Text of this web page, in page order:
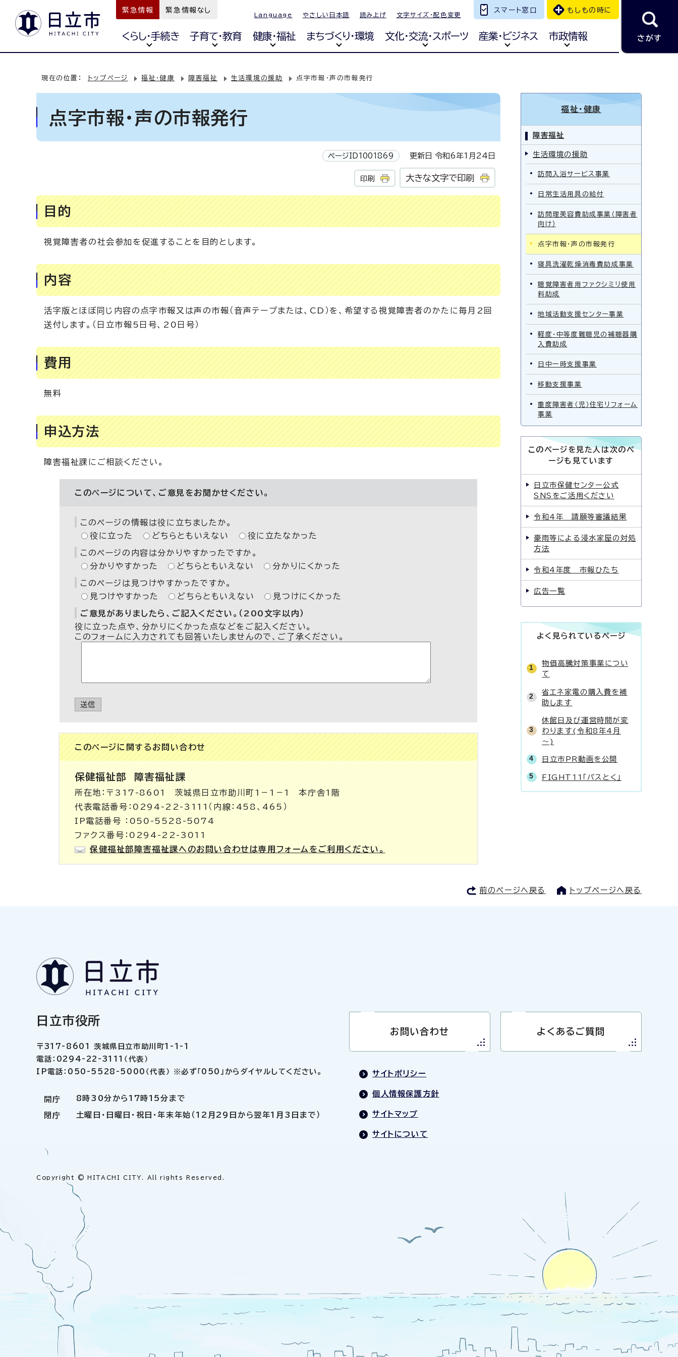
緊急情報 緊急情報なし
Language やさしい日本語 読み上げ 文字サイズ・配色変更
スマート窓口 もしもの時に
くらし・手続き 子育て・教育 健康・福祉 まちづくり・環境 文化・交流・スポーツ 産業・ビジネス 市政情報 さがす
現在の位置： トップページ 福祉・健康 障害福祉 生活環境の援助 点字市報・声の市報発行
点字市報・声の市報発行
ページID1001869 更新日 令和6年1月24日
印刷 大きな文字で印刷
目的
視覚障害者の社会参加を促進することを目的とします。
内容
活字版とほぼ同じ内容の点字市報又は声の市報（音声テープまたは、CD）を、希望する視覚障害者のかたに毎月2回
送付します。（日立市報5日号、20日号）
費用
無料
申込方法
障害福祉課にご相談ください。
このページについて、ご意見をお聞かせください。
このページの情報は役に立ちましたか。
役に立った
どちらともいえない 役に立たなかった
このページの内容は分かりやすかったですか。
分かりやすかった
どちらともいえない 分かりにくかった
このページは見つけやすかったですか。
見つけやすかった
どちらともいえない 見つけにくかった
ご意見がありましたら、ご記入ください。（200文字以内）
役に立った点や、分かりにくかった点などをご記入ください。
このフォームに入力されても回答いたしませんので、ご了承ください。
送信
このページに関する お問い合わせ
保健福祉部 障害福祉課
所在地：〒317-8601 茨城県日立市助川町1－1－1 本庁舎1階
代表電話番号：0294-22-3111（内線：458、465）
IP電話番号 ：050-5528-5074
ファクス番号：0294-22-3011
保健福祉部障害福祉課へのお問い合わせは専用フォームをご利用ください。
福祉・健康
障害福祉
生活環境の援助
訪問入浴サービス事業
日常生活用具の給付
訪問理美容費助成事業（障害者
向け）
点字市報・声の市報発行
寝具洗濯乾燥消毒費助成事業
聴覚障害者用ファクシミリ使用
料助成
地域活動支援センター事業
軽度・中等度難聴児の補聴器購
入費助成
日中一時支援事業
移動支援事業
重度障害者（児）住宅リフォーム
事業
このページを見た人は次のペ
ージも見ています
日立市保健センター公式
SNSをご活用ください
令和4年 請願等審議結果
豪雨等による浸水家屋の対処
方法
令和4年度 市報ひたち
広告一覧
よく見られているページ
物価高騰対策事業につい
て
省エネ家電の購入費を補
助します
休館日及び運営時間が変
わります(令和8年4月
～)
日立市PR動画を公開
FIGHT11「パスとく」
前のページへ戻る トップページへ戻る
日立市役所
〒317-8601 茨城県日立市助川町1-1-1
電話：0294-22-3111（代表）
IP電話：050-5528-5000（代表） ※必ず「050」からダイヤルしてください。
開庁 8時30分から17時15分まで
閉庁 土曜日・日曜日・祝日・年末年始（12月29日から翌年1月3日まで）
お問い合わせ よくあるご質問
サイトポリシー
個人情報保護方針
サイトマップ
サイトについて
Copyright © HITACHI CITY. All rights Reserved.